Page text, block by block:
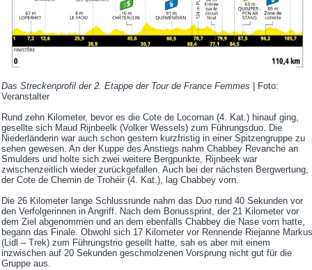
Das Streckenprofil der 2. Etappe der Tour de France Femmes
| Foto:
Veranstalter
Rund zehn Kilometer, bevor es die Cote de Locornan (4. Kat.) hinauf ging,
gesellte sich Maud Rijnbeelk (Volker Wessels) zum Führungsduo. Die
Niederländerin war auch schon gestern kurzfristig in einer Spitzengruppe zu
sehen gewesen. An der Kuppe des Anstiegs nahm Chabbey Revanche an
Smulders und holte sich zwei weitere Bergpunkte, Rijnbeek war
zwischenzeitlich wieder zurückgefallen. Auch bei der nächsten Bergwertung,
der Cote de Chemin de Trohéir (4. Kat.), lag Chabbey vorn.
Die 26 Kilometer lange Schlussrunde nahm das Duo rund 40 Sekunden vor
den Verfolgerinnen in Angriff. Nach dem Bonussprint, der 21 Kilometer vor
dem Ziel abgenommen und an dem ebenfalls Chabbey die Nase vorn hatte,
begann das Finale. Obwohl sich 17 Kilometer vor Rennende Riejanne Markus
(Lidl – Trek) zum Führungstrio gesellt hatte, sah es aber mit einem
inzwischen auf 20 Sekunden geschmolzenen Vorsprung nicht gut für die
Gruppe aus.